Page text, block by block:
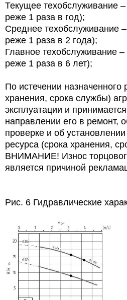
Текущее техобслуживание
реже 1 раза в год);
Среднее техобслуживание
реже 1 раза в 2 года);
Главное техобслуживание
реже 1 раза в 6 лет);
По истечении назначенного
хранения, срока службы)
эксплуатации и
направлении его в ремонт,
проверке и об
ресурса (срока хранения,
ВНИМАНИЕ! Износ
является причиной
Рис. 6 Гидравлические